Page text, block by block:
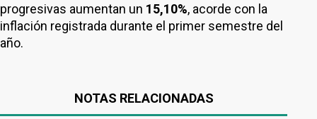
progresivas aumentan un 15,10%, acorde con la
inflación registrada durante el primer semestre del
año.
NOTAS RELACIONADAS